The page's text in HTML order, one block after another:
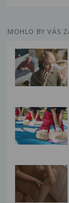
MOHLO BY VÁS